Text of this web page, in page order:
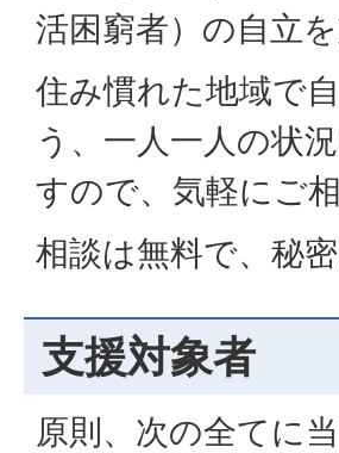
活困窮者）の自立
住み慣れた地域で
う、一人一人の状
すので、気軽にご
相談は無料で、秘
支援対象者
原則、次の全てに